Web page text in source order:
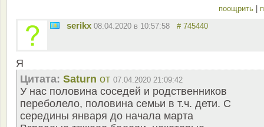
поощрить
serikx 08.04.2020 в 10:57:58 # 745440
Я
Цитата: Saturn от 07.04.2020 21:09:42
У нас половина соседей и родственников
переболело, половина семьи в т.ч. дети. С
середины января до начала марта